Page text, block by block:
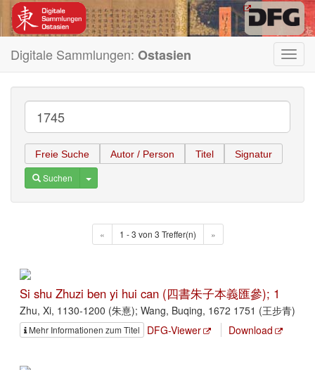
Digitale Sammlungen: Ostasien
Freie Suche Autor / Person Titel Signatur
Suchen Toggle Dropdown
« 1 - 3 von 3 Treffer(n) »
Si shu Zhuzi ben yi hui can (四書朱子本義匯參); 1
Zhu, Xi, 1130-1200 (朱憙); Wang, Buqing, 1672 1751 (王步青)
Mehr Informationen zum Titel DFG-Viewer Download